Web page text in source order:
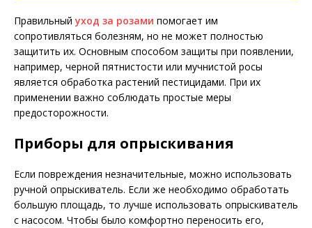
Правильный уход за розами помогает им
сопротивляться болезням, но не может полностью
защитить их. Основным способом защиты при появлении,
например, черной пятнистости или мучнистой росы
является обработка растений пестицидами. При их
применении важно соблюдать простые меры
предосторожности.
Приборы для опрыскивания
Если повреждения незначительные, можно использовать
ручной опрыскиватель. Если же необходимо обработать
большую площадь, то лучше использовать опрыскиватель
с насосом. Чтобы было комфортно переносить его,